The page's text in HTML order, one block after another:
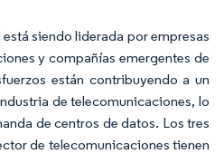
siendo liderada por empresas
y compañías emergentes de
están contribuyendo a un
de telecomunicaciones, lo
de centros de datos. Los tres
de telecomunicaciones tienen